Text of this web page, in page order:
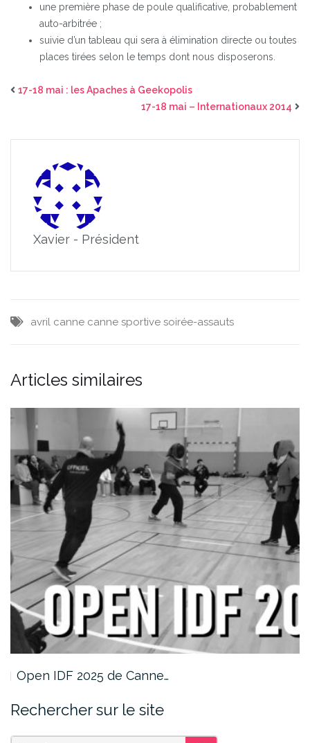
une première phase de poule qualificative, probablement
auto-arbitrée ;
suivie d’un tableau qui sera à élimination directe ou toutes
places tirées selon le temps dont nous disposerons.
17-18 mai : les Apaches à Geekopolis
17-18 mai – Internationaux 2014
Xavier - Président
avril canne canne sportive soirée-assauts
Articles similaires
Open IDF 2025 de Canne…
Rechercher sur le site